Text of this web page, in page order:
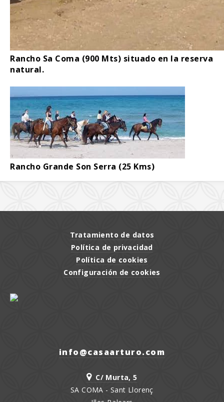
Rancho Sa Coma (900 Mts) situado en la reserva
natural.
Rancho Grande Son Serra (25 Kms)
Tratamiento de datos
Política de privacidad
Política de cookies
Configuración de cookies
moc.orutraasac@ofni
C/ Murta, 5
SA COMA - Sant Llorenç